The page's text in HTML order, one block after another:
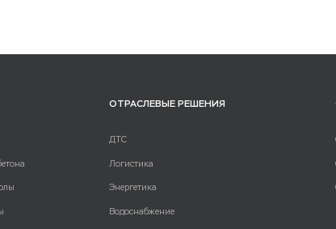
ОТРАСЛЕВЫЕ РЕШЕНИЯ
ДТС
Логистика
Энергетика
Водоснабжение